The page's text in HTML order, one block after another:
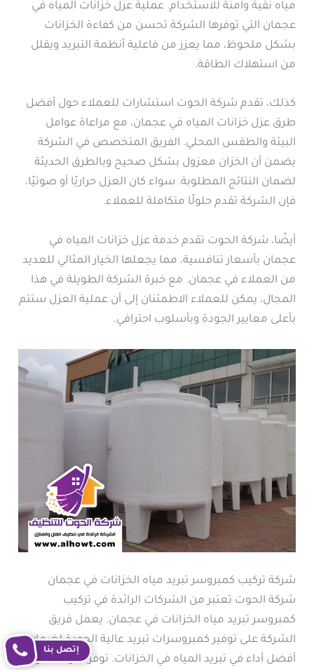
مياه نقية وآمنة للاستخدام. عملية عزل خزانات المياه في
عجمان التي توفرها الشركة تحسن من كفاءة الخزانات
بشكل ملحوظ، مما يعزز من فاعلية أنظمة التبريد ويقلل
من استهلاك الطاقة.
كذلك، تقدم شركة الحوت استشارات للعملاء حول أفضل
طرق عزل خزانات المياه في عجمان، مع مراعاة عوامل
البيئة والطقس المحلي. الفريق المتخصص في الشركة
يضمن أن الخزان معزول بشكل صحيح وبالطرق الحديثة
لضمان النتائج المطلوبة. سواء كان العزل حراريًا أو صوتيًا،
فإن الشركة تقدم حلولًا متكاملة للعملاء.
أيضًا، شركة الحوت تقدم خدمة عزل خزانات المياه في
عجمان بأسعار تنافسية، مما يجعلها الخيار المثالي للعديد
من العملاء في عجمان. مع خبرة الشركة الطويلة في هذا
المجال، يمكن للعملاء الاطمئنان إلى أن عملية العزل ستتم
بأعلى معايير الجودة وبأسلوب احترافي.
شركة تركيب كمبروسر تبريد مياه الخزانات في عجمان
شركة الحوت تعتبر من الشركات الرائدة في تركيب
كمبروسر تبريد مياه الخزانات في عجمان. يعمل فريق
الشركة على توفير كمبروسرات تبريد عالية الجودة لضمان
أفضل أداء في تبريد المياه في الخزانات. توفر شركة الحوت
إتصل بنا